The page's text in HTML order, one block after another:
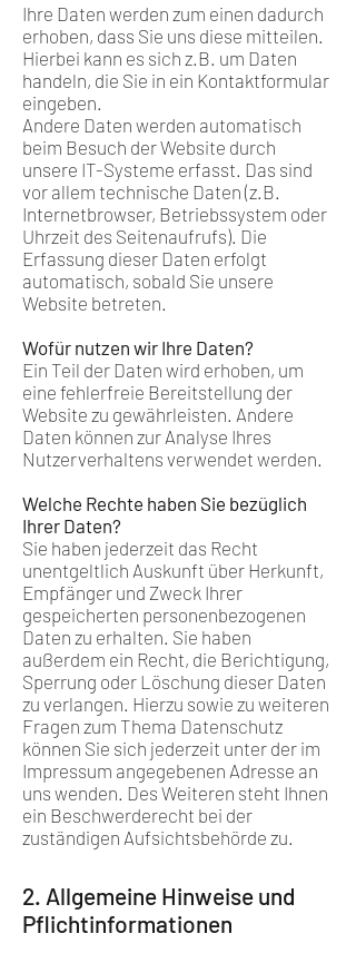
Ihre Daten werden zum einen dadurch
erhoben, dass Sie uns diese mitteilen.
Hierbei kann es sich z.B. um Daten
handeln, die Sie in ein Kontaktformular
eingeben.
Andere Daten werden automatisch
beim Besuch der Website durch
unsere IT-Systeme erfasst. Das sind
vor allem technische Daten (z.B.
Internetbrowser, Betriebssystem oder
Uhrzeit des Seitenaufrufs). Die
Erfassung dieser Daten erfolgt
automatisch, sobald Sie unsere
Website betreten.
Wofür nutzen wir Ihre Daten?
Ein Teil der Daten wird erhoben, um
eine fehlerfreie Bereitstellung der
Website zu gewährleisten. Andere
Daten können zur Analyse Ihres
Nutzerverhaltens verwendet werden.
Welche Rechte haben Sie bezüglich
Ihrer Daten?
Sie haben jederzeit das Recht
unentgeltlich Auskunft über Herkunft,
Empfänger und Zweck Ihrer
gespeicherten personenbezogenen
Daten zu erhalten. Sie haben
außerdem ein Recht, die Berichtigung,
Sperrung oder Löschung dieser Daten
zu verlangen. Hierzu sowie zu weiteren
Fragen zum Thema Datenschutz
können Sie sich jederzeit unter der im
Impressum angegebenen Adresse an
uns wenden. Des Weiteren steht Ihnen
ein Beschwerderecht bei der
zuständigen Aufsichtsbehörde zu.
2. Allgemeine Hinweise und
Pflichtinformationen